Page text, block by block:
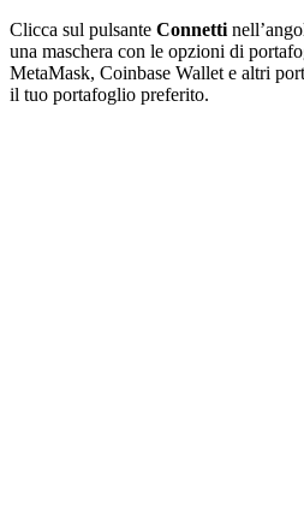
Clicca sul pulsante Connetti
una maschera con le opzioni di
MetaMask, Coinbase Wallet e altri
il tuo portafoglio preferito.